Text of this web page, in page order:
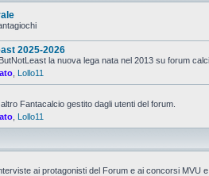
2025-2026
la nuova lega nata nel 2013 su forum
Lollo11
Fantacalcio gestito dagli utenti del forum.
Lollo11
ai protagonisti del Forum e ai concorsi MVU